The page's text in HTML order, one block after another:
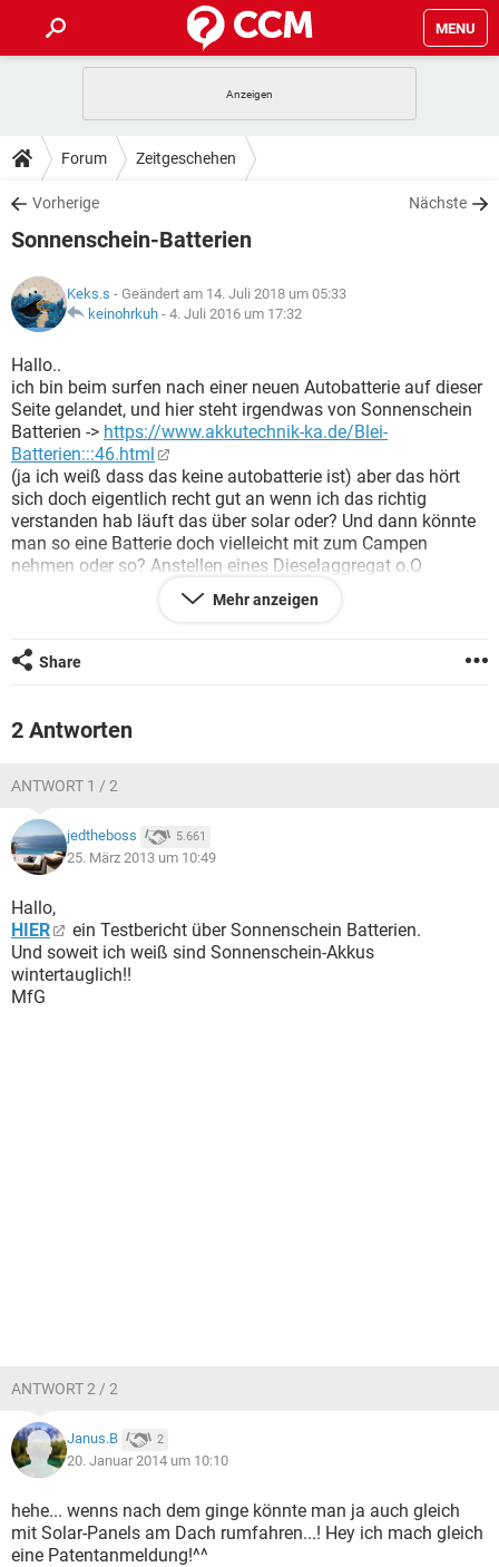
MENU
ANDROID
WINDOWS 10
WHATSAPP
FACEBOOK
TIPPS & TRICKS
SPIELE
WHATSAPP TIKTOK
FACEBOOK
DOWNLOADS
SPIELE
ANDROID
WINDOWS 10 INSTAGRAM
WHATSAPP
FACEBOOK HARDWARE
SPIELE STREAMING
ANDROID
WINDOWS 10
WHATSAPP TIKTOK
FACEBOOK
LEXIKON
SPIELE
ANDROID IOS
WINDOWS 10 INSTAGRAM
WHATSAPP TIKTOK
FACEBOOK HARDWARE
Forum Zeitgeschehen
Vorherige Nächste
Sonnenschein-Batterien
Keks.s - Geändert am 14. Juli 2018 um 05:33
keinohrkuh - 4. Juli 2016 um 17:32
Hallo..
ich bin beim surfen nach einer neuen Autobatterie auf dieser
Seite gelandet, und hier steht irgendwas von Sonnenschein
Batterien -> https://www.akkutechnik-ka.de/Blei-
Batterien:::46.html
(ja ich weiß dass das keine autobatterie ist) aber das hört
sich doch eigentlich recht gut an wenn ich das richtig
verstanden hab läuft das über solar oder? Und dann könnte
man so eine Batterie doch vielleicht mit zum Campen
nehmen oder so? Anstellen eines Dieselaggregat o.O
Also funktionieren solche Akkus schon gut? Hat schon mal
Lg
Mehr anzeigen
Share
2 Antworten
ANTWORT 1 / 2
jedtheboss 5.661
25. März 2013 um 10:49
Hallo,
HIER
ein Testbericht über Sonnenschein Batterien.
Und soweit ich weiß sind Sonnenschein-Akkus
wintertauglich!!
MfG
ANTWORT 2 / 2
Janus.B 2
20. Januar 2014 um 10:10
hehe... wenns nach dem ginge könnte man ja auch gleich
mit Solar-Panels am Dach rumfahren...! Hey ich mach gleich
eine Patentanmeldung!^^